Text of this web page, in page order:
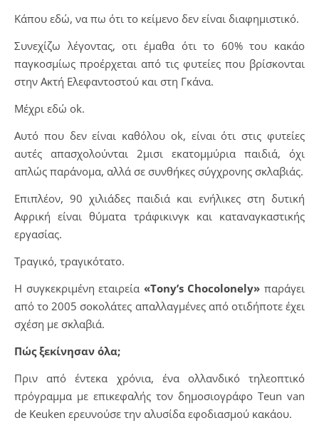
Κάπου εδώ, να πω ότι το κείμενο δεν είναι διαφημιστικό.
Συνεχίζω λέγοντας, οτι έμαθα ότι το 60% του κακάο
παγκοσμίως προέρχεται από τις φυτείες που βρίσκονται
στην Ακτή Ελεφαντοστού και στη Γκάνα.
Μέχρι εδώ ok.
Αυτό που δεν είναι καθόλου ok, είναι ότι στις φυτείες
αυτές απασχολούνται 2μισι εκατομμύρια παιδιά, όχι
απλώς παράνομα, αλλά σε συνθήκες σύγχρονης σκλαβιάς.
Επιπλέον, 90 χιλιάδες παιδιά και ενήλικες στη δυτική
Αφρική είναι θύματα τράφικινγκ και καταναγκαστικής
εργασίας.
Τραγικό, τραγικότατο.
Η συγκεκριμένη εταιρεία «Tony’s Chocolonely» παράγει
από το 2005 σοκολάτες απαλλαγμένες από οτιδήποτε έχει
σχέση με σκλαβιά.
Πώς ξεκίνησαν όλα;
Πριν από έντεκα χρόνια, ένα ολλανδικό τηλεοπτικό
πρόγραμμα με επικεφαλής τον δημοσιογράφο Teun van
de Keuken ερευνούσε την αλυσίδα εφοδιασμού κακάου.